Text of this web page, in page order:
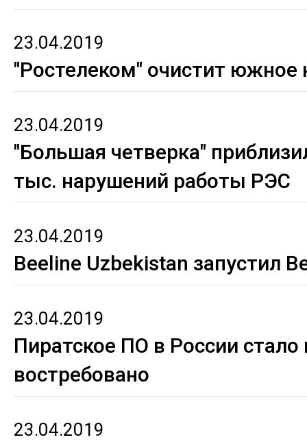
23.04.2019
"Ростелеком" очистит южное
23.04.2019
"Большая четверка"
тыс. нарушений работы РЭС
23.04.2019
Beeline Uzbekistan запустил
23.04.2019
Пиратское ПО в России стало
востребовано
23.04.2019